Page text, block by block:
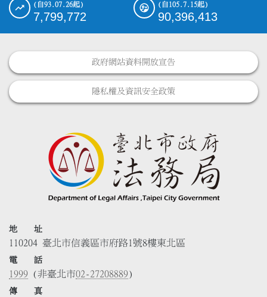
(自93.07.26起)
7,799,772
(自105.7.15起)
90,396,413
政府網站資料開放宣告
隱私權及資訊安全政策
地 址
110204 臺北市信義區市府路1號8樓東北區
電 話
1999 (非臺北市02-27208889)
傳 真